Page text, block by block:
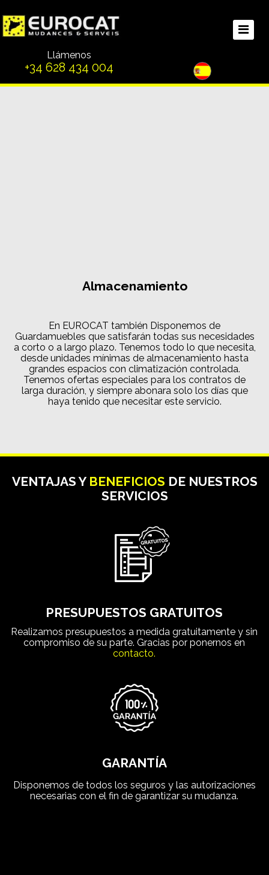
Llámenos
+34 628 434 004
Almacenamiento
En EUROCAT también Disponemos de
Guardamuebles que satisfarán todas sus necesidades
a corto o a largo plazo. Tenemos todo lo que necesita,
desde unidades mínimas de almacenamiento hasta
grandes espacios con climatización controlada.
Tenemos ofertas especiales para los contratos de
larga duración, y siempre abonara solo los días que
haya tenido que necesitar este servicio.
VENTAJAS Y BENEFICIOS DE NUESTROS
SERVICIOS
PRESUPUESTOS GRATUITOS
Realizamos presupuestos a medida gratuitamente y sin
compromiso de su parte. Gracias por ponernos en
contacto.
GARANTÍA
Disponemos de todos los seguros y las autorizaciones
necesarias con el fin de garantizar su mudanza.